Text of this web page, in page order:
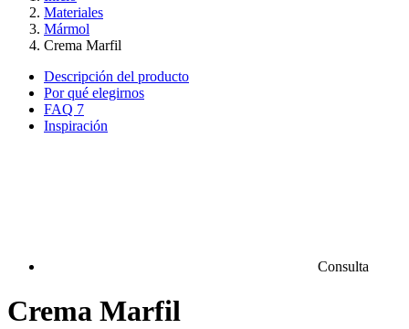
Materiales
Mármol
Crema Marfil
Descripción del producto
Por qué elegirnos
FAQ 7
Inspiración
Consulta
Crema Marfil